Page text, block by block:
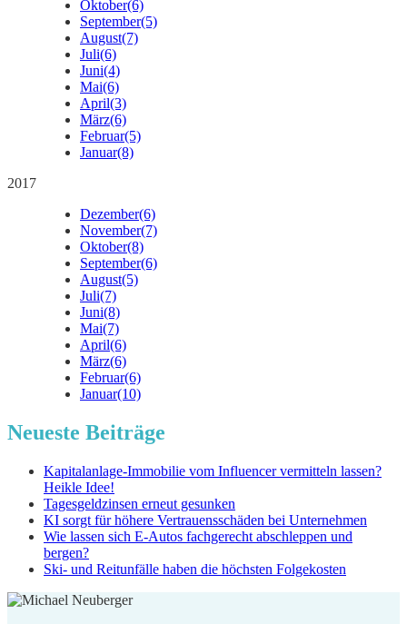
Oktober(6)
September(5)
August(7)
Juli(6)
Juni(4)
Mai(6)
April(3)
März(6)
Februar(5)
Januar(8)
2017
Dezember(6)
November(7)
Oktober(8)
September(6)
August(5)
Juli(7)
Juni(8)
Mai(7)
April(6)
März(6)
Februar(6)
Januar(10)
Neueste Beiträge
Kapitalanlage-Immobilie vom Influencer vermitteln lassen?
Heikle Idee!
Tagesgeldzinsen erneut gesunken
KI sorgt für höhere Vertrauensschäden bei Unternehmen
Wie lassen sich E-Autos fachgerecht abschleppen und
bergen?
Ski- und Reitunfälle haben die höchsten Folgekosten